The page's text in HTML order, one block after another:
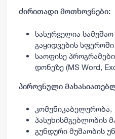
ძირითადი მოთხოვნები:
სასურველია
გაყიდვების სფეროში
საოფისე
დონეზე (MS Word,
პიროვნული
კომუნიკაბელურობა;
პასუხისმგებლობის
გუნდური მუშაობის